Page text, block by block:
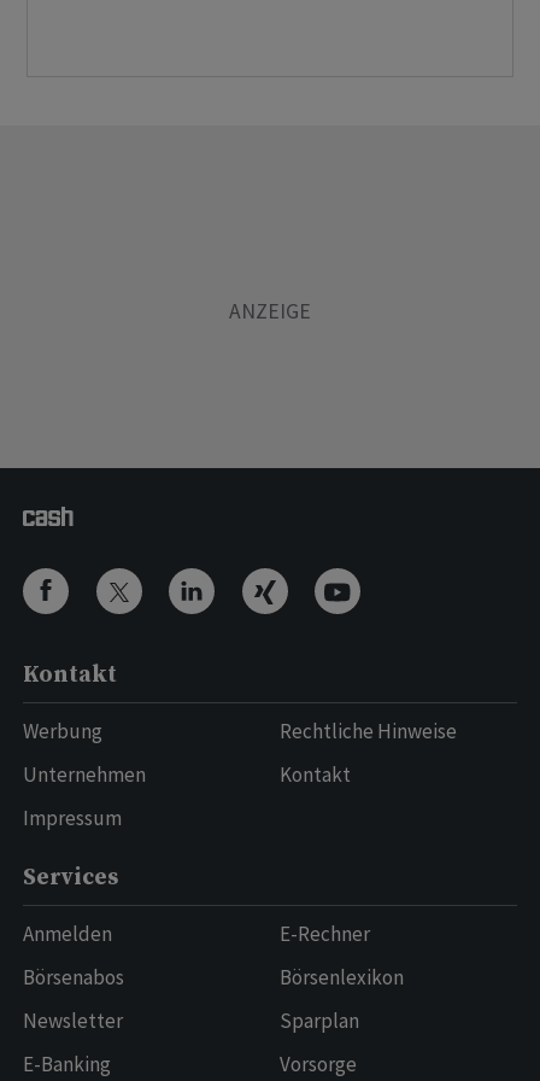
Kontakt
Werbung
Unternehmen
Impressum
Rechtliche Hinweise
Kontakt
Services
Anmelden
Börsenabos
Newsletter
E-Banking
E-Rechner
Börsenlexikon
Sparplan
Vorsorge